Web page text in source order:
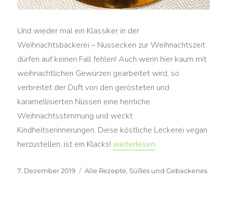
Und wieder mal ein Klassiker in der
Weihnachtsbäckerei – Nussecken zur Weihnachtszeit
dürfen auf keinen Fall fehlen! Auch wenn hier kaum mit
weihnachtlichen Gewürzen gearbeitet wird, so
verbreitet der Duft von den gerösteten und
karamellisierten Nüssen eine herrliche
Weihnachtsstimmung und weckt
Kindheitserinnerungen. Diese köstliche Leckerei vegan
herzustellen, ist ein Klacks!„Vegane Nussecken“
weiterlesen
Veröffentlicht
7. Dezember 2019 Kategorien
Alle Rezepte,Süßes und Gebackenes